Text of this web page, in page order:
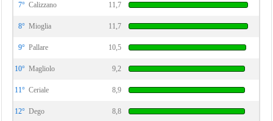
7° Calizzano 11,7
8° Mioglia 11,7
9° Pallare 10,5
10° Magliolo 9,2
11° Ceriale 8,9
12° Dego 8,8